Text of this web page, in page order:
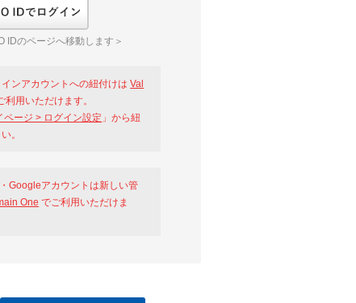
IDのページへ移動します＞
ンアカウントへの紐付けはVal
利用いただけます。
ページ > ログイン設定 」から紐
。
Googleアカウントは新しい管
One でご利用いただけま